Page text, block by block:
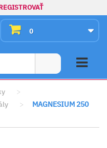
0
>
>
MAGNESIUM 250